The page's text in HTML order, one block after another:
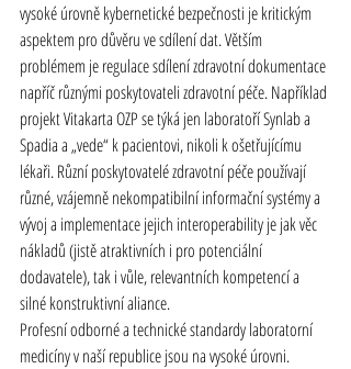
vysoké úrovně kybernetické bezpečnosti je kritickým
aspektem pro důvěru ve sdílení dat. Větším
problémem je regulace sdílení zdravotní dokumentace
napříč různými poskytovateli zdravotní péče. Například
projekt Vitakarta OZP se týká jen laboratoří Synlab a
Spadia a „vede“ k pacientovi, nikoli k ošetřujícímu
lékaři. Různí poskytovatelé zdravotní péče používají
různé, vzájemně nekompatibilní informační systémy a
vývoj a implementace jejich interoperability je jak věc
nákladů (jistě atraktivních i pro potenciální
dodavatele), tak i vůle, relevantních kompetencí a
silné konstruktivní aliance.
Profesní odborné a technické standardy laboratorní
medicíny v naší republice jsou na vysoké úrovni.